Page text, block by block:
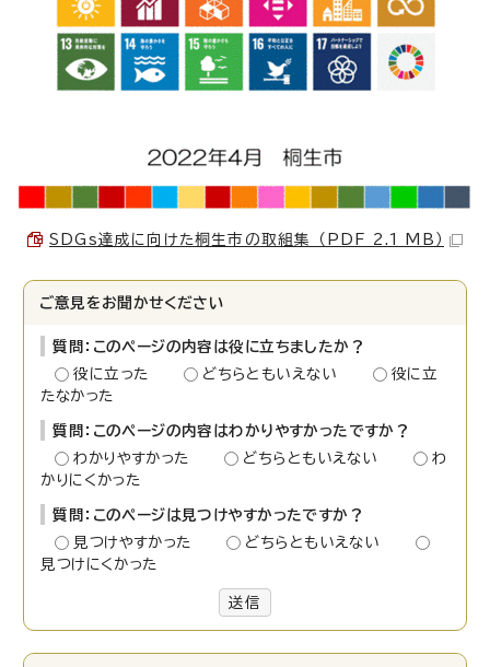
SDGs達成に向けた桐生市の取組集 （PDF 2.1 MB）
ご意見をお聞かせください
質問：このページの内容は役に立ちましたか？
役に立った
どちらともいえない
役に立
たなかった
質問：このページの内容はわかりやすかったですか？
わかりやすかった
どちらともいえない
わ
かりにくかった
質問：このページは見つけやすかったですか？
見つけやすかった
どちらともいえない
見つけにくかった
送信